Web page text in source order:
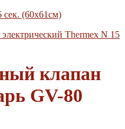
сек. (60х61см)
Thermex N 15
клапан
GV-80